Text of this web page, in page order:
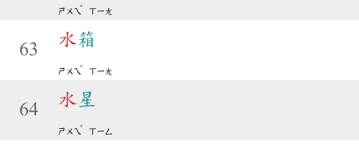
ㄕㄨㄟ
ˇ
ㄒㄧㄤ
63
水箱
ㄕㄨㄟ
ˇ
ㄒㄧㄤ
64
水 星
ㄕㄨㄟ
ˇ
ㄒㄧㄥ